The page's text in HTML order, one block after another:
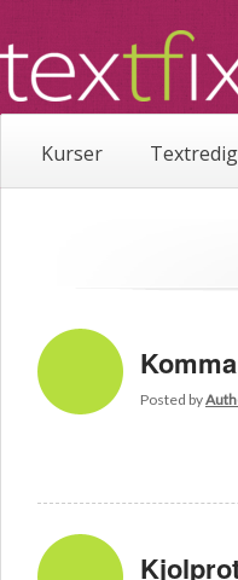
Kurser
Posted by